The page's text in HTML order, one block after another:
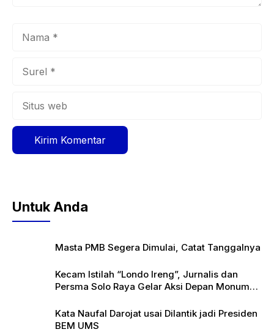
Untuk Anda
Masta PMB Segera Dimulai, Catat Tanggalnya
Kecam Istilah “Londo Ireng”, Jurnalis dan
Persma Solo Raya Gelar Aksi Depan Monumen
Kata Naufal Darojat usai Dilantik jadi Presiden
BEM UMS